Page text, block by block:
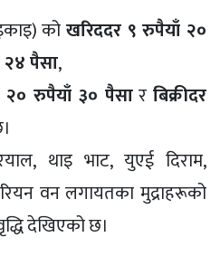
कोखरिददर ९ रुपैयाँ २०
२४ पैसा,
२० रुपैयाँ ३० पैसार बिक्रीदर
थाइ भाट, युएई दिराम,
वन लगायतका मुद्राहरूको
देखिएको छ।